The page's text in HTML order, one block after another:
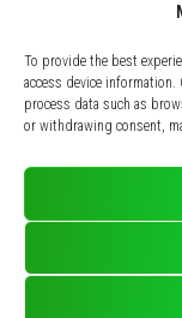
To provide the best
access device
process data such as
or withdrawing consent,